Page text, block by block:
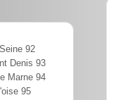
92
Denis 93
Marne 94
95